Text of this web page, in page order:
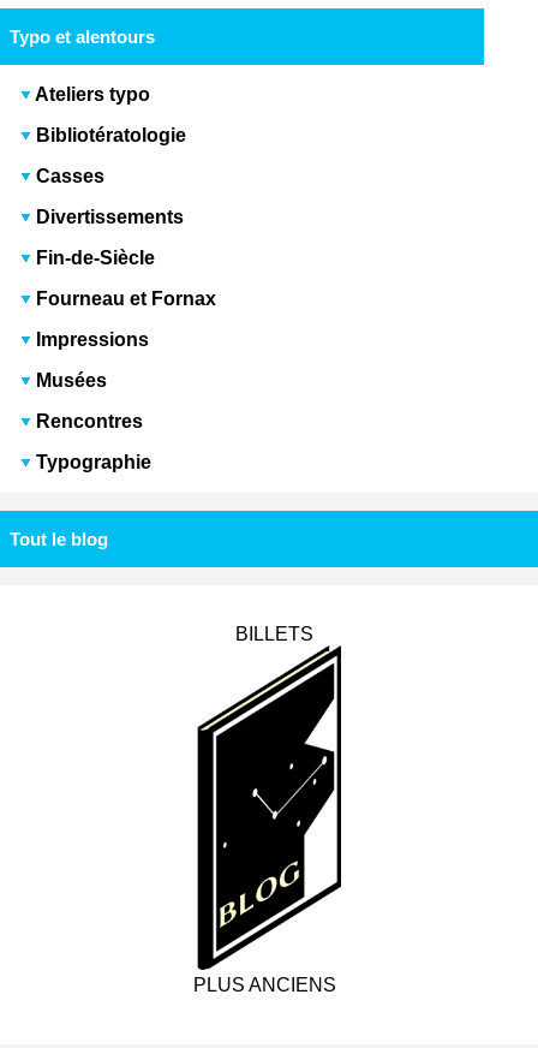
Typo et alentours
Ateliers typo
Bibliotératologie
Casses
Divertissements
Fin-de-Siècle
Fourneau et Fornax
Impressions
Musées
Rencontres
Typographie
Tout le blog
BILLETS
PLUS ANCIENS